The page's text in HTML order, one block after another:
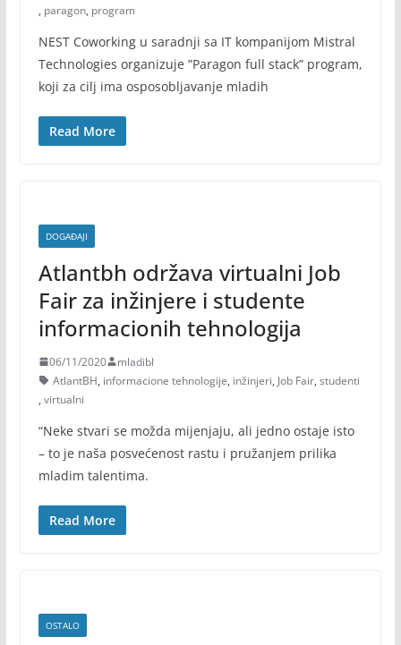
, paragon, program
NEST Coworking u saradnji sa IT kompanijom Mistral
Technologies organizuje ”Paragon full stack” program,
koji za cilj ima osposobljavanje mladih
Read More
DOGAĐAJI
Atlantbh održava virtualni Job
Fair za inžinjere i studente
informacionih tehnologija
06/11/2020
mladibl
AtlantBH, informacione tehnologije, inžinjeri, Job Fair, studenti
, virtualni
“Neke stvari se možda mijenjaju, ali jedno ostaje isto
– to je naša posvećenost rastu i pružanjem prilika
mladim talentima.
Read More
OSTALO